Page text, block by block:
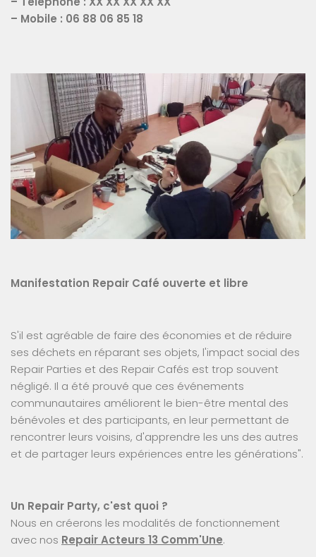
– Mobile : 06 88 06 85 18
Manifestation Repair Café ouverte et libre
S'il est agréable de faire des économies et de réduire
ses déchets en réparant ses objets, l'impact social des
Repair Parties et des Repair Cafés est trop souvent
négligé. Il a été prouvé que ces événements
communautaires améliorent le bien-être mental des
bénévoles et des participants, en leur permettant de
rencontrer leurs voisins, d'apprendre les uns des autres
et de partager leurs expériences entre les générations".
Un Repair Party, c'est quoi ?
Nous en créerons les modalités de fonctionnement
avec nos Repair Acteurs 13 Comm'Une.